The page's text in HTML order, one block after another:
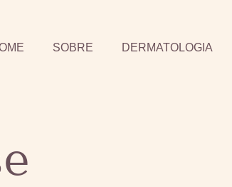
SOBRE DERMATOLOGIA